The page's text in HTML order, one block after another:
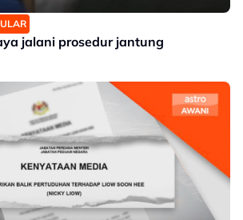
jalani prosedur jantung